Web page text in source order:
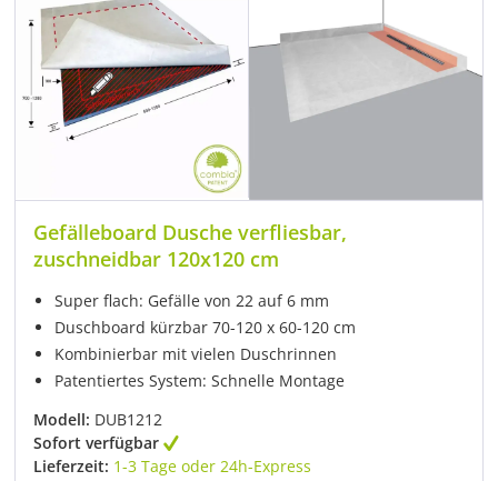
Gefälleboard Dusche verfliesbar,
zuschneidbar 120x120 cm
Super flach: Gefälle von 22 auf 6 mm
Duschboard kürzbar 70-120 x 60-120 cm
Kombinierbar mit vielen Duschrinnen
Patentiertes System: Schnelle Montage
Modell: DUB1212
Sofort verfügbar
Lieferzeit: 1-3 Tage oder 24h-Express